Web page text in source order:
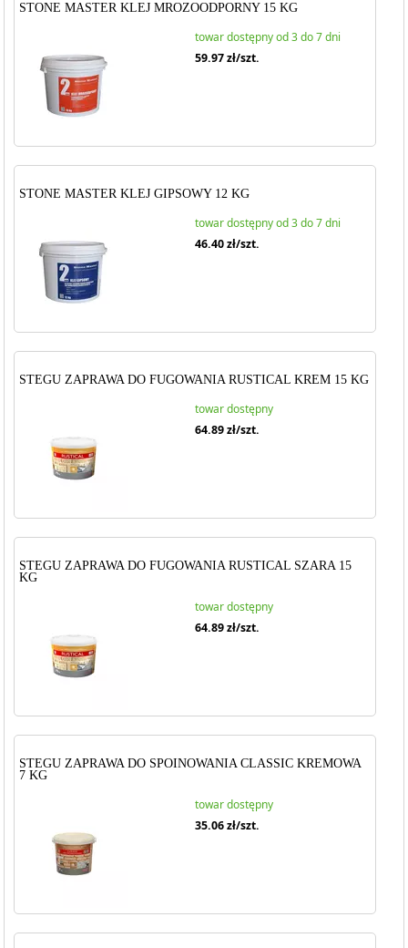
STONE MASTER KLEJ MROZOODPORNY 15 KG
towar dostępny od 3 do 7 dni
59.97zł/szt.
STONE MASTER KLEJ GIPSOWY 12 KG
towar dostępny od 3 do 7 dni
46.40zł/szt.
STEGU ZAPRAWA DO FUGOWANIA RUSTICAL KREM 15 KG
towar dostępny
64.89zł/szt.
STEGU ZAPRAWA DO FUGOWANIA RUSTICAL SZARA 15
KG
towar dostępny
64.89zł/szt.
STEGU ZAPRAWA DO SPOINOWANIA CLASSIC KREMOWA
7 KG
towar dostępny
35.06zł/szt.